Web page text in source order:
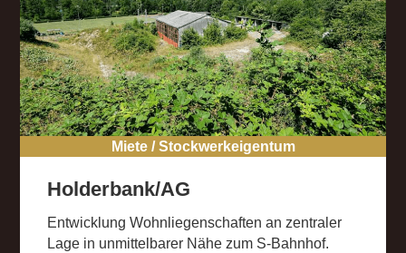
Miete / Stockwerkeigentum
Holderbank/AG
Entwicklung Wohnliegenschaften an zentraler
Lage in unmittelbarer Nähe zum S-Bahnhof.